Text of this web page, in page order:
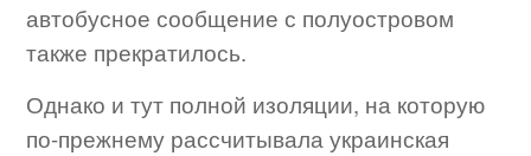
автобусное сообщение с полуостровом
также прекратилось.
Однако и тут полной изоляции, на которую
по-прежнему рассчитывала украинская